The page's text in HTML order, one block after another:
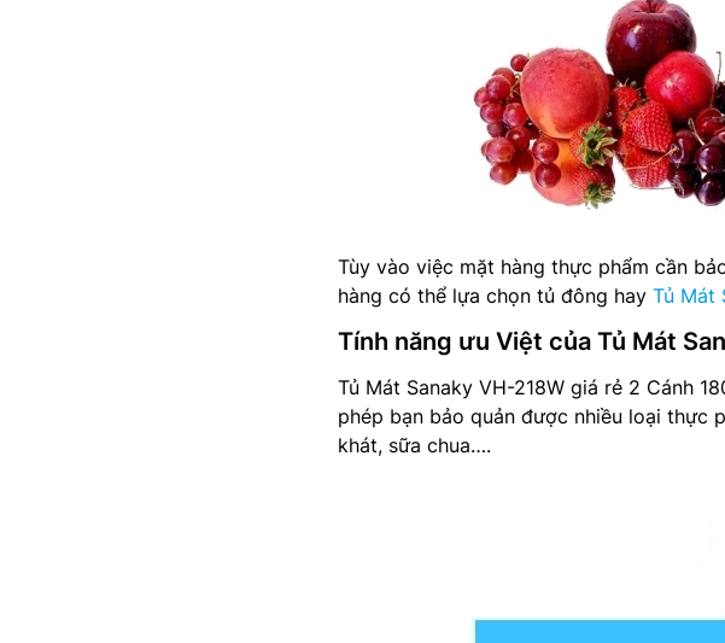
Tùy vào việc mặt hàng thực phẩm cần
hàng có thể lựa chọn tủ đông hay Tủ Mát
Tính năng ưu Việt của Tủ Mát
Tủ Mát Sanaky VH-218W giá rẻ 2 Cánh
phép bạn bảo quản được nhiều loại thực
khát, sữa chua….